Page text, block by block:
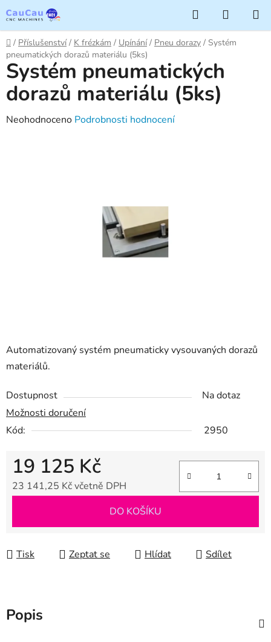
na
obsah
Hledat
KOŠÍK
Domů
/ Příslušenství / K frézkám / Upínání / Pneu dorazy / Systém
pneumatických dorazů materiálu (5ks)
Automatizovaný systém pneumaticky vysouvaných dorazů
materiálů.
Dostupnost
Na dotaz
Možnosti doručení
Kód:
2950
19 125 Kč
23 141,25 Kč včetně DPH
DO KOŠÍKU
Tisk Zeptat se Hlídat Sdílet
Systém pneumatických
dorazů materiálu (5ks)
Průměrné
Neohodnoceno Podrobnosti hodnocení
Popis